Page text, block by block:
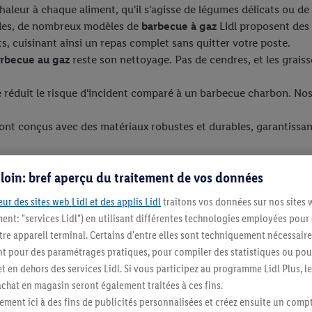
à chaque aliment, qu'il s'agisse de légumes délicats ou de
de nombreux modèles de barbecue à gaz Lidl proposent
cuisinant ainsi un repas complet sans quitter votre poste.
au gaz reste son nettoyage. Pas de cendres, et les
le risque d'incident comparé à un barbecue charbon.
conçus avec des matériaux robustes et durables,
conseils pratiques
modèle idéal peut sembler complexe. Voici quelques
vous cuisiniez pour deux ou dix convives, choisissez entre un
cuisson.
bref aperçu du traitement de vos données
des sites web Lidl et des applis Lidltraitons vos données sur nos sites
"services Lidl") en utilisant différentes technologies employées pour
appareil terminal. Certains d'entre elles sont techniquement
pour des paramétrages pratiques, pour compiler des statistiques ou
en dehors des services Lidl. Si vous participez au programme Lidl Plus,
en magasin seront également traitées à ces fins.
ici à des fins de publicités personnalisées et créez ensuite un